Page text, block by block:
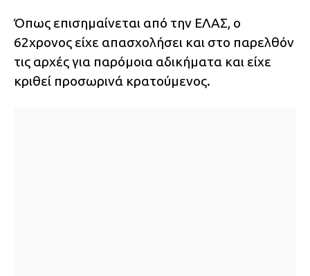
Όπως επισημαίνεται από την ΕΛΑΣ, ο
62χρονος είχε απασχολήσει και στο παρελθόν
τις αρχές για παρόμοια αδικήματα και είχε
κριθεί προσωρινά κρατούμενος.